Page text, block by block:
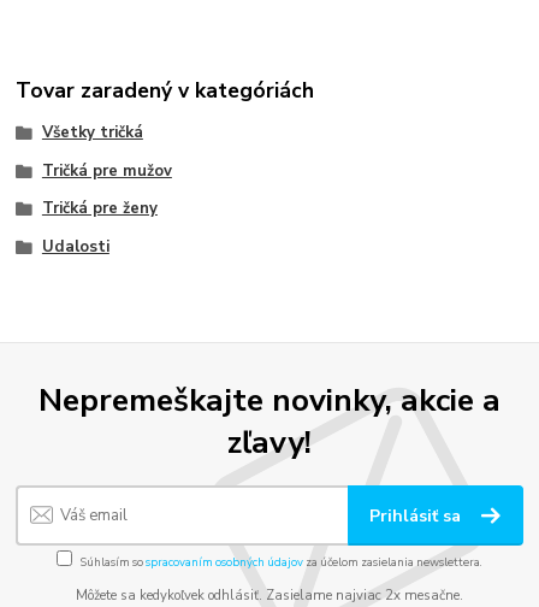
Tovar zaradený v kategóriách
Všetky tričká
Tričká pre mužov
Tričká pre ženy
Udalosti
Nepremeškajte novinky, akcie a
zľavy!
Prihlásiť sa
Súhlasím sospracovaním osobných údajov za účelom zasielania newslettera.
Môžete sa kedykoľvek odhlásiť. Zasielame najviac 2x mesačne.